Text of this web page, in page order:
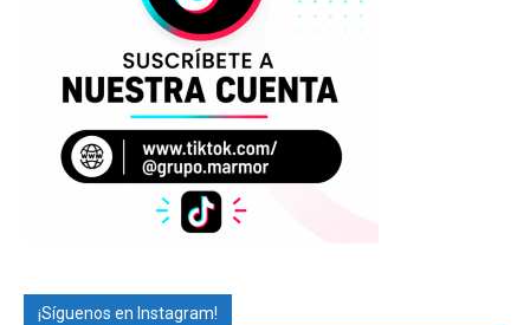
¡Síguenos en Instagram!